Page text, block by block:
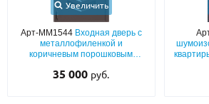
Увеличить
Арт-ММ1544 Входная дверь с
металлофиленкой и
коричневым порошковым
35 000 руб.